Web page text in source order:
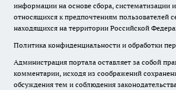
информации на основе сбора, систематизации
относящихся к предпочтениям пользователей
находящихся на территории Российской
Политика конфиденциальности и обработки
Администрация портала оставляет за собой
комментарии, исходя из соображений
обсуждения тем и соблюдения